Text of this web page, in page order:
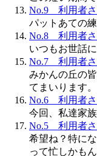
No.9 利用者さ
パットあての
No.8 利用者さ
いつもお世話
No.7 利用者さ
みかんの丘の
てまいります。
No.6 利用者さ
今回、私達家
No.5 利用者さ
希望ね？特に
って忙しかもん